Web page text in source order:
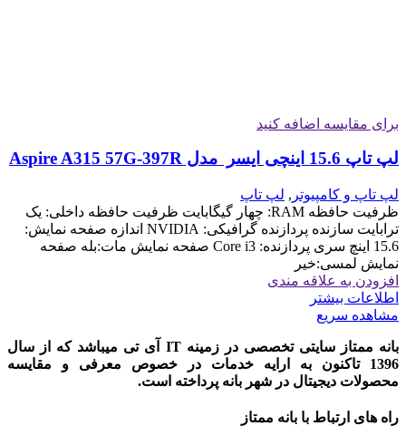
برای مقایسه اضافه کنید
لپ تاپ 15.6 اینچی ایسر مدل Aspire A315 57G-397R
لپ تاپ و کامپیوتر , لپ تاپ
ظرفیت حافظه RAM: چهار گیگابایت ظرفیت حافظه داخلی: یک
ترابایت سازنده پردازنده گرافیکی: NVIDIA اندازه صفحه نمایش:
15.6 اینچ سری پردازنده: Core i3 صفحه نمایش مات:بله صفحه
نمایش لمسی:خیر
افزودن به علاقه مندی
اطلاعات بیشتر
مشاهده سریع
بانه ممتاز سایتی تخصصی در زمینه IT آی تی میباشد که از سال
1396 تاکنون به ارایه خدمات در خصوص معرفی و مقایسه
محصولات دیجیتال در شهر بانه پرداخته است.
راه های ارتباط با بانه ممتاز